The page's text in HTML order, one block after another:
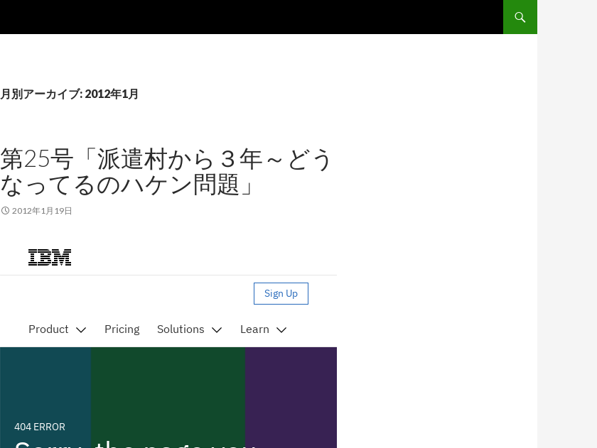
月別アーカイブ: 2012年1月
第25号「派遣村から３年～どう
なってるのハケン問題」
2012年1月19日